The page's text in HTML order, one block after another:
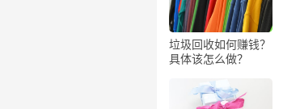
垃圾回收如何赚钱？
具体该怎么做？